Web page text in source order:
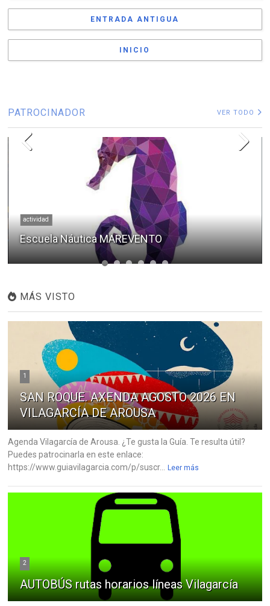
ENTRADA ANTIGUA
INICIO
PATROCINADOR VER TODO
actividad
Escuela Náutica MAREVENTO
MÁS VISTO
1
SAN ROQUE. AXENDA AGOSTO 2026 EN
VILAGARCÍA DE AROUSA
Agenda Vilagarcía de Arousa. ¿Te gusta la Guía. Te resulta útil?
Puedes patrocinarla en este enlace:
https://www.guiavilagarcia.com/p/suscr...
Leer más
2
AUTOBÚS rutas horarios líneas Vilagarcía